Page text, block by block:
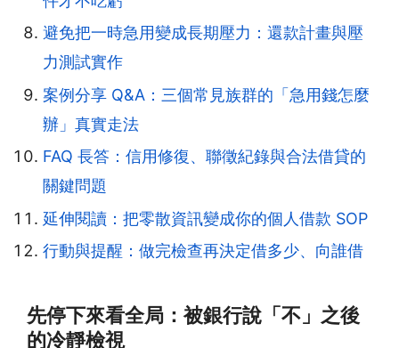
避免把一時急用變成長期壓力：還款計畫與壓
力測試實作
案例分享 Q&A：三個常見族群的「急用錢怎麼
辦」真實走法
FAQ 長答：信用修復、聯徵紀錄與合法借貸的
關鍵問題
延伸閱讀：把零散資訊變成你的個人借款 SOP
行動與提醒：做完檢查再決定借多少、向誰借
先停下來看全局：被銀行說「不」之後
的冷靜檢視